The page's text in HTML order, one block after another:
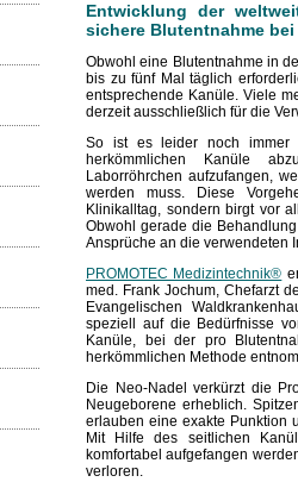
Entwicklung der
sichere Blutentnahme
Obwohl eine Blutentnahme in
bis zu fünf Mal täglich
entsprechende Kanüle. Viele
derzeit ausschließlich für die
So ist es leider noch immer
herkömmlichen Kanüle
Laborröhrchen aufzufangen,
werden muss. Diese
Klinikalltag, sondern birgt vor
Obwohl gerade die
Ansprüche an die verwendeten
PROMOTEC Medizintechnik®
med. Frank Jochum, Chefarzt
Evangelischen
speziell auf die Bedürfnisse
Kanüle, bei der pro
herkömmlichen Methode
Die Neo-Nadel verkürzt die
Neugeborene erheblich.
erlauben eine exakte Punktion
Mit Hilfe des seitlichen
komfortabel aufgefangen
verloren.